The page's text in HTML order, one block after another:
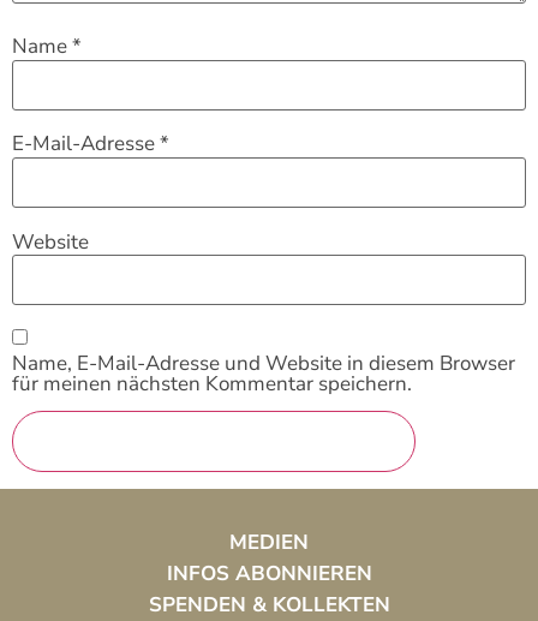
Name*
E-Mail-Adresse*
Website
Name, E-Mail-Adresse und Website in diesem Browser
für meinen nächsten Kommentar speichern.
MEDIEN
INFOS ABONNIEREN
SPENDEN & KOLLEKTEN